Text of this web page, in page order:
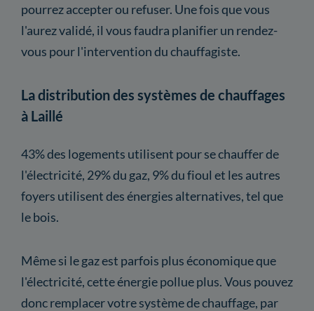
pourrez accepter ou refuser. Une fois que vous
l'aurez validé, il vous faudra planifier un rendez-
vous pour l'intervention du chauffagiste.
La distribution des systèmes de chauffages
à Laillé
43% des logements utilisent pour se chauffer de
l'électricité, 29% du gaz, 9% du fioul et les autres
foyers utilisent des énergies alternatives, tel que
le bois.
Même si le gaz est parfois plus économique que
l'électricité, cette énergie pollue plus. Vous pouvez
donc remplacer votre système de chauffage, par